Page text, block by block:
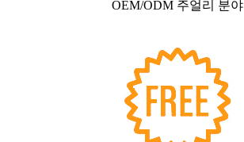
OEM/ODM 주얼리 분야